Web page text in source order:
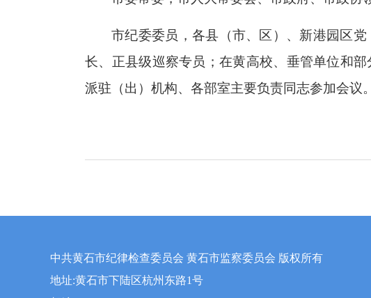
市纪委委员，各县（市、区）、新港园区
长、正县级巡察专员；在黄高校、垂管单位和
派驻（出）机构、各部室主要负责同志参加会议。
中共黄石市纪律检查委员会 黄石市监察委员会 版权所有
地址:黄石市下陆区杭州东路1号